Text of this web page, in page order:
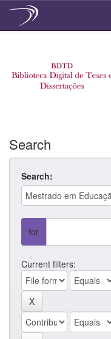
Search
Search:
for
Current filters: